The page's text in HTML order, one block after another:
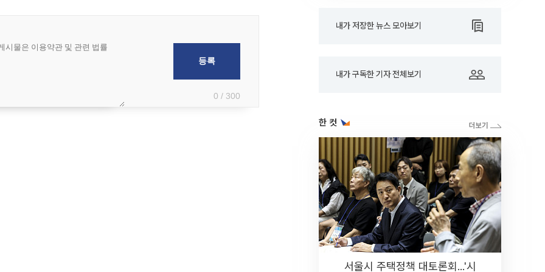
0 / 300
내가 저장한 뉴스 모아보기
내가 구독한 기자 전체보기
한 컷
서울시 주택정책 대토론회...'시